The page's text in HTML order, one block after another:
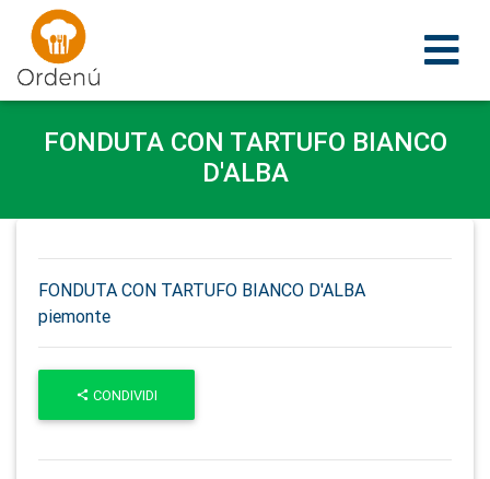
Ordenu
FONDUTA CON TARTUFO BIANCO
D'ALBA
FONDUTA CON TARTUFO BIANCO D'ALBA
piemonte
CONDIVIDI